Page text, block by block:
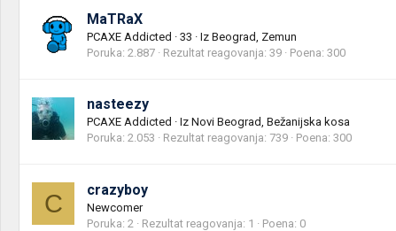
MaTRaX
PCAXE Addicted · 33 · Iz Beograd, Zemun
Poruka 2.887 Rezultat reagovanja 39 Poena 300
nasteezy
PCAXE Addicted · Iz Novi Beograd, Bežanijska kosa
Poruka 2.053 Rezultat reagovanja 739 Poena 300
C crazyboy
Newcomer
Poruka 2 Rezultat reagovanja 1 Poena 0